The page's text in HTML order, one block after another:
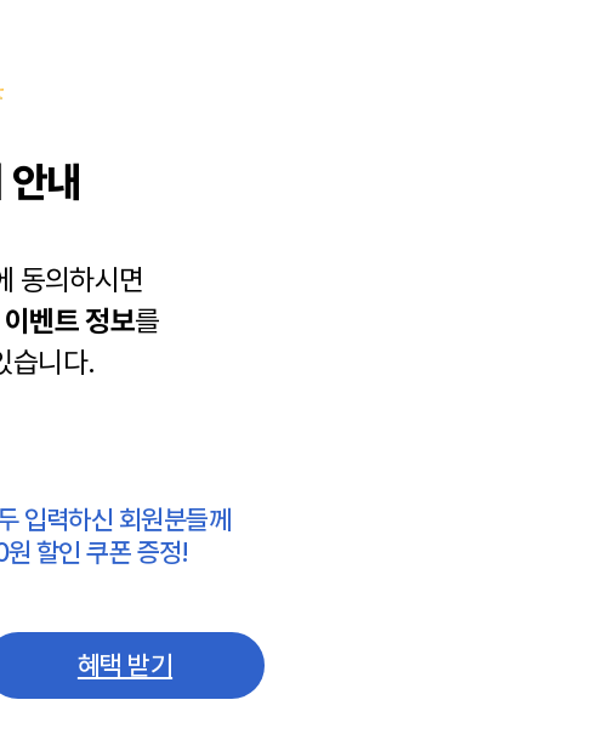
내
동의하시면
이벤트 정보를
습니다.
입력하신 회원분들께
할인 쿠폰 증정!
혜택 받기